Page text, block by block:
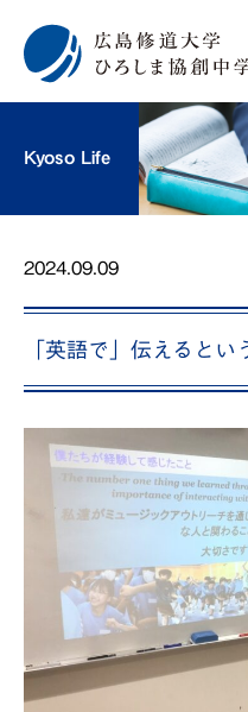
Kyoso Life
2024.09.09
「英語で」伝えるとい